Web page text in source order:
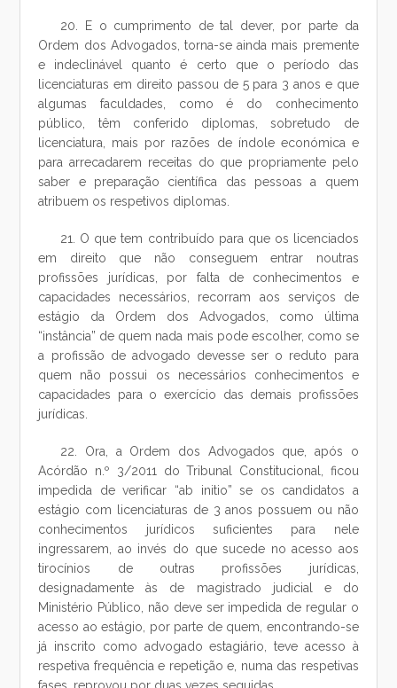
20. E o cumprimento de tal dever, por parte da
Ordem dos Advogados, torna-se ainda mais premente
e indeclinável quanto é certo que o período das
licenciaturas em direito passou de 5 para 3 anos e que
algumas faculdades, como é do conhecimento
público, têm conferido diplomas, sobretudo de
licenciatura, mais por razões de índole económica e
para arrecadarem receitas do que propriamente pelo
saber e preparação científica das pessoas a quem
atribuem os respetivos diplomas.
21. O que tem contribuído para que os licenciados
em direito que não conseguem entrar noutras
profissões jurídicas, por falta de conhecimentos e
capacidades necessários, recorram aos serviços de
estágio da Ordem dos Advogados, como última
“instância” de quem nada mais pode escolher, como se
a profissão de advogado devesse ser o reduto para
quem não possui os necessários conhecimentos e
capacidades para o exercício das demais profissões
jurídicas.
22. Ora, a Ordem dos Advogados que, após o
Acórdão n.º 3/2011 do Tribunal Constitucional, ficou
impedida de verificar “ab initio” se os candidatos a
estágio com licenciaturas de 3 anos possuem ou não
conhecimentos jurídicos suficientes para nele
ingressarem, ao invés do que sucede no acesso aos
tirocínios de outras profissões jurídicas,
designadamente às de magistrado judicial e do
Ministério Público, não deve ser impedida de regular o
acesso ao estágio, por parte de quem, encontrando-se
já inscrito como advogado estagiário, teve acesso à
respetiva frequência e repetição e, numa das respetivas